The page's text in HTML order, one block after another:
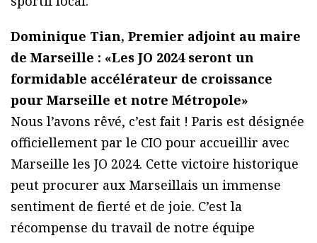
Dominique Tian, Premier adjoint au maire
de Marseille : «Les JO 2024 seront un
formidable accélérateur de croissance
pour Marseille et notre Métropole»
Nous l’avons rêvé, c’est fait ! Paris est désignée
officiellement par le CIO pour accueillir avec
Marseille les JO 2024. Cette victoire historique
peut procurer aux Marseillais un immense
sentiment de fierté et de joie. C’est la
récompense du travail de notre équipe